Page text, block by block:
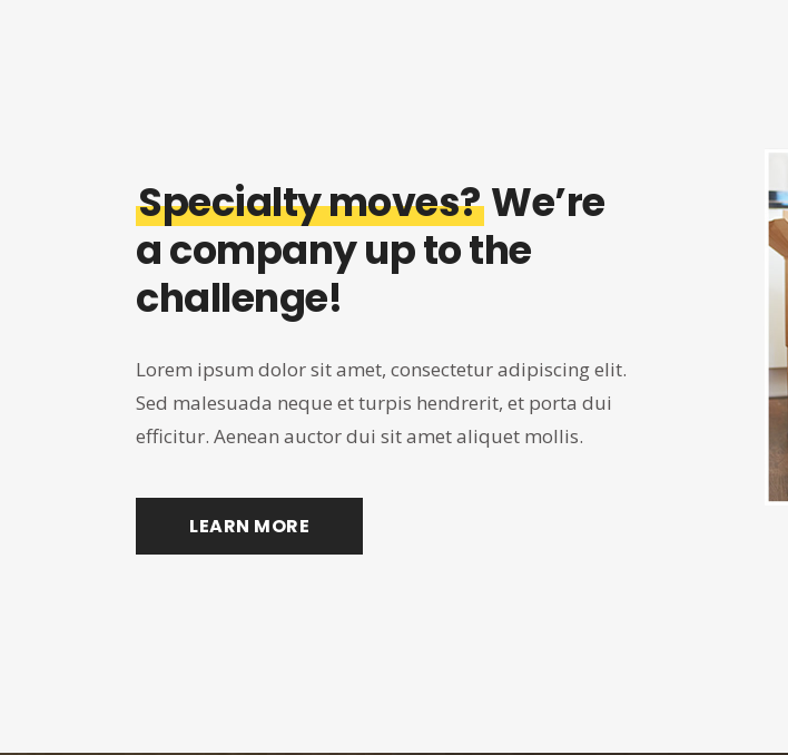
Specialtymoves?We’re
a company up to the
challenge!
Lorem ipsum dolor sit amet, consectetur adipiscing elit.
Sed malesuada neque et turpis hendrerit, et porta dui
efficitur. Aenean auctor dui sit amet aliquet mollis.
LEARN MORE